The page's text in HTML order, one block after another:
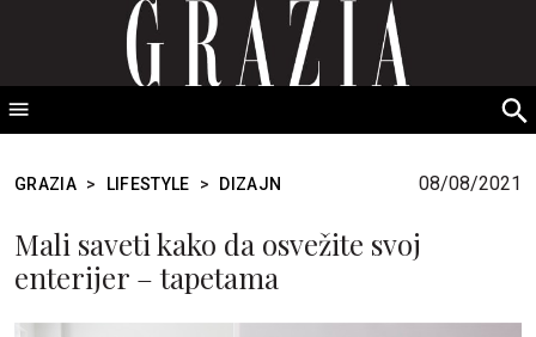
GRAZIA Srbija
GRAZIA > LIFESTYLE > DIZAJN 08/08/2021
Mali saveti kako da osvežite svoj
enterijer – tapetama